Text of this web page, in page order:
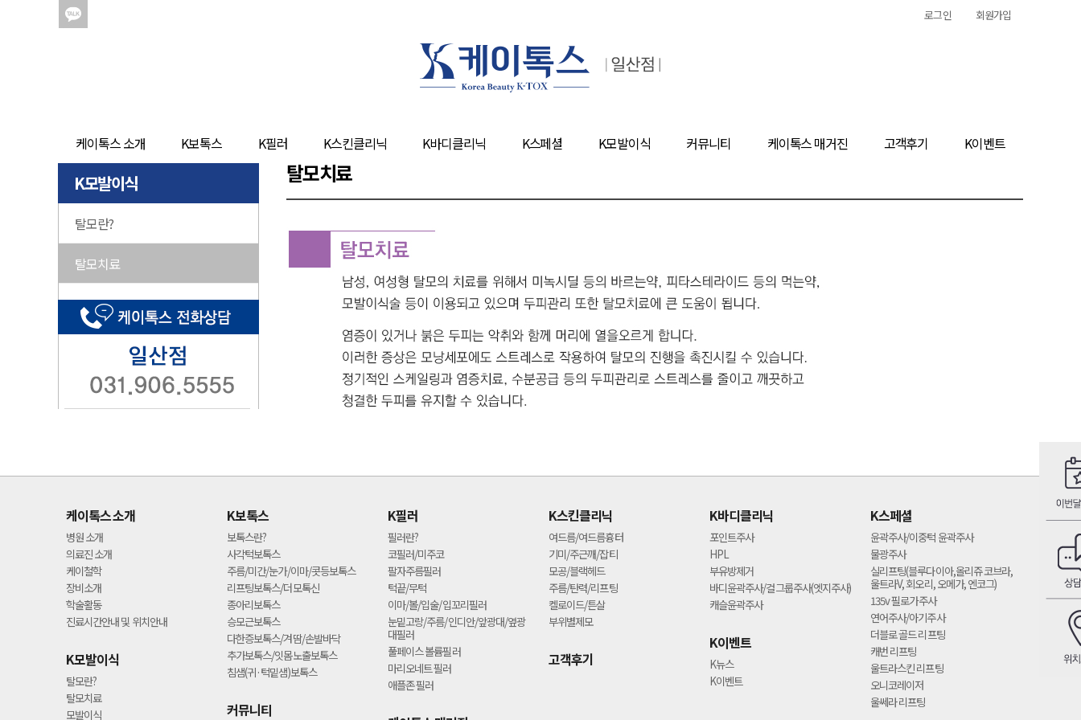
로그인 회원가입
케이톡스 소개 K보톡스 K필러 K스킨클리닉 K바디클리닉 K스페셜 K모발이식 커뮤니티 케이톡스 매거진 고객후기 K이벤트
K모발이식
탈모란?
탈모치료
탈모치료
케이톡스 소개
병원 소개
의료진 소개
케이철학
장비소개
학술활동
진료시간안내 및 위치안내
K모발이식
탈모란?
탈모치료
모발이식
K보톡스
보톡스란?
사각턱보톡스
주름/미간/눈가/이마/콧등보톡스
리프팅보톡스/더모톡신
종아리보톡스
승모근보톡스
다한증보톡스/겨땀/손발바닥
추가보톡스/잇몸노출보톡스
침샘(귀·턱밑샘)보톡스
커뮤니티
K필러
필러란?
코필러/미주코
팔자주름필러
턱끝/무턱
이마/볼/입술/입꼬리필러
눈밑고랑/주름/인디안/앞광대/옆광
대필러
풀페이스 볼륨필러
마리오네트 필러
애플존 필러
K스킨클리닉
여드름/여드름흉터
기미/주근깨/잡티
모공/블랙헤드
주름/탄력/리프팅
켈로이드/튼살
부위별제모
고객후기
K바디클리닉
포인트주사
HPL
부유방제거
바디윤곽주사/걸그룹주사(엣지주사)
캐슬윤곽주사
K이벤트
K뉴스
K이벤트
K스페셜
윤곽주사/이중턱 윤곽주사
물광주사
실리프팅(블루다이아,올리쥬 코브라,
울트라V, 회오리, 오메가, 엔코그)
135v 필로가주사
연어주사/아기주사
더블로 골드 리프팅
캐번 리프팅
울트라스킨 리프팅
오니코레이저
울쎄라 리프팅